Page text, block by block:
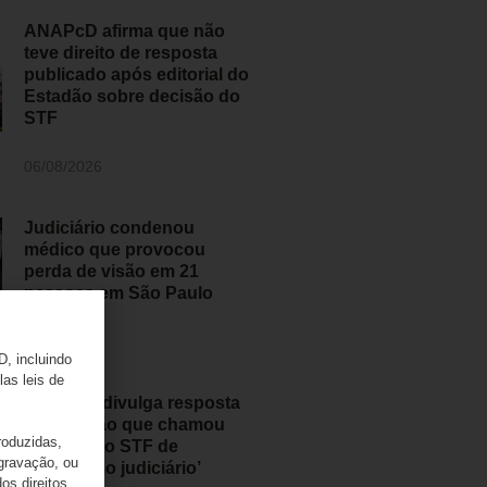
ANAPcD afirma que não
teve direito de resposta
publicado após editorial do
Estadão sobre decisão do
STF
Judiciário condenou
médico que provocou
perda de visão em 21
pessoas em São Paulo
ANAPcD divulga resposta
ao Estadão que chamou
decisão do STF de
‘populismo judiciário’
incluindo
leis de
ou
direitos